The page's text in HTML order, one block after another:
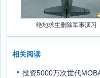
绝地求生删除军事演习
相关阅读
投资5000万次世代